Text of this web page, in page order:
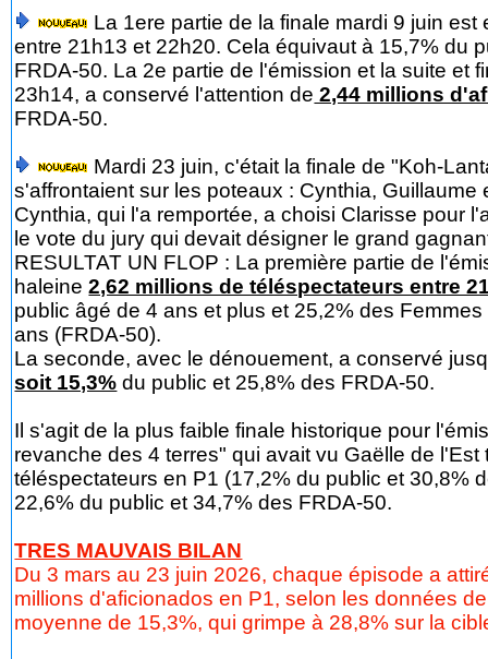
La 1ere partie de la finale mardi 9 juin
entre 21h13 et 22h20. Cela équivaut à 15,7% du
FRDA-50. La 2e partie de l'émission et la suite et
23h14, a conservé l'attention de 2,44 millions
FRDA-50.
Mardi 23 juin, c'était la finale de "Koh-
s'affrontaient sur les poteaux : Cynthia,
Cynthia, qui l'a remportée, a choisi Clarisse pour
le vote du jury qui devait désigner le grand
RESULTAT UN FLOP : La première partie de
haleine2,62 millions de téléspectateurs entre
public âgé de 4 ans et plus et 25,2% des
ans (FRDA-50).
La seconde, avec le dénouement, a conservé
soit 15,3% du public et 25,8% des FRDA-50.
Il s'agit de la plus faible finale historique pour
revanche des 4 terres" qui avait vu Gaëlle de
téléspectateurs en P1 (17,2% du public et 30,8%
22,6% du public et 34,7% des FRDA-50.
TRES MAUVAIS BILAN
Du 3 mars au 23 juin 2026, chaque épisode a
millions d'aficionados en P1, selon les données
moyenne de 15,3%, qui grimpe à 28,8% sur la